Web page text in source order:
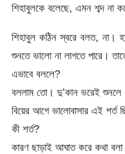
শিহাবুলকে বলেছে, এমন শব্দ না
শিহাবুল কঠিন স্বরে বলত, না।
শুনতে ভালো না লাগতে পারে।
এভাবে বললে?
বললাম তো। দু’কান ভরেই
বিয়ের আগে ভালোবাসার এই শর্ত
কী শর্ত?
কারণ ছাড়াই আঘাত করে কথা